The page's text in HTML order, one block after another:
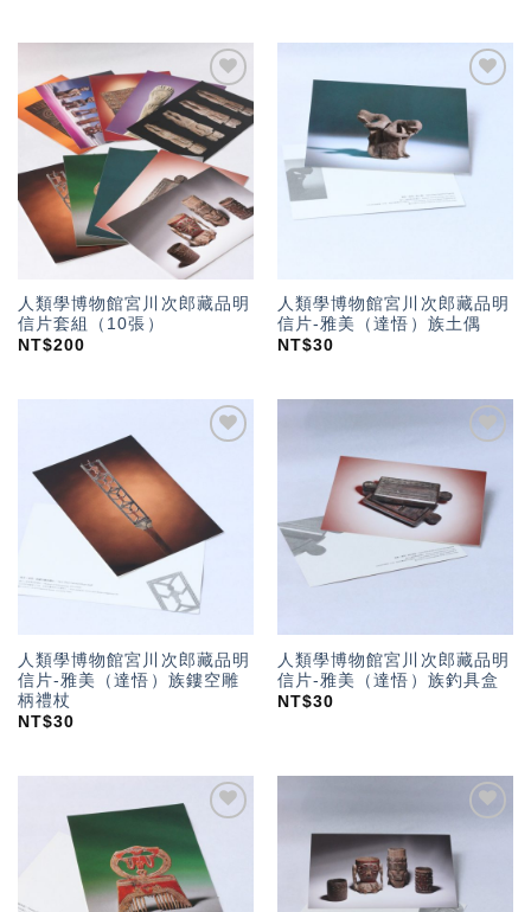
加入
「願
望輕
單」
人類學博物館宮川次郎藏品明
信片套組（10張）
NT$200
人類學博物館宮川次郎藏品明
信片-雅美（達悟）族土偶
NT$30
人類學博物館宮川次郎藏品明
信片-雅美（達悟）族鏤空雕
柄禮杖
NT$30
「願
望輕
單」
人類學博物館宮川次郎藏品明
信片-雅美（達悟）族釣具盒
NT$30
單」